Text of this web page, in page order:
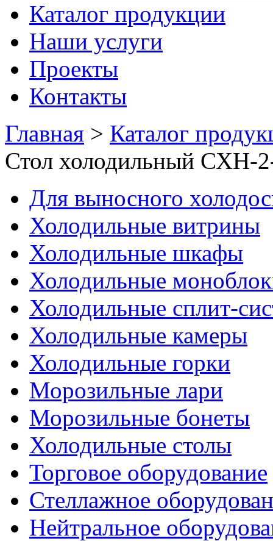
Каталог продукции
Наши услуги
Проекты
Контакты
Главная > Каталог
Стол холодильный СХН-
Для выносного
Холодильные витрины
Холодильные шкафы
Холодильные
Холодильные сплит-
Холодильные камеры
Холодильные горки
Морозильные лари
Морозильные бонеты
Холодильные столы
Торговое оборудование
Стеллажное
Нейтральное